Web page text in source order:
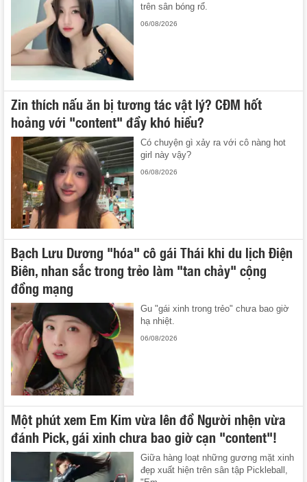
trên sân bóng rổ.
06/08/2026
Zin thích nấu ăn bị tương tác vật lý? CĐM hốt
hoảng với "content" đầy khó hiểu?
Có chuyện gì xảy ra với cô nàng hot
girl này vậy?
06/08/2026
Bạch Lưu Dương "hóa" cô gái Thái khi du lịch Điện
Biên, nhan sắc trong trẻo làm "tan chảy" cộng
đồng mạng
Gu "gái xinh trong trẻo" chưa bao giờ
hạ nhiệt.
06/08/2026
Một phút xem Em Kim vừa lên đồ Người nhện vừa
đánh Pick, gái xinh chưa bao giờ cạn "content"!
Giữa hàng loạt những gương mặt xinh
đẹp xuất hiện trên sân tập Pickleball,